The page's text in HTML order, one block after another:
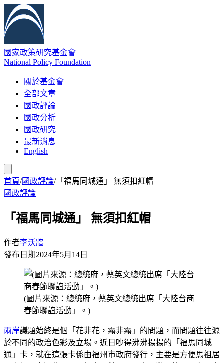
國家政策研究基金會
National Policy Foundation
關於基金會
全部文章
國政評論
國政分析
國政研究
最新消息
English
首頁/國政評論/「福馬同城通」 無須扣紅帽
國政評論
「福馬同城通」 無須扣紅帽
作者李沃牆
發布日期2024年5月14日
(圖片來源：總統府，蔡英文總統出席「大陸台商
春節聯誼活動」。)
兩岸議題始終是個「花非花，霧非霧」的問題，而問題往往源
於不同的政治色彩及立場。近日吵得沸沸揚揚的「福馬同城
通」卡，就在這張卡係由福州市政府發行，主要是方便馬祖居